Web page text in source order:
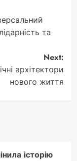
та
Next:
архітектори
нового життя
історію